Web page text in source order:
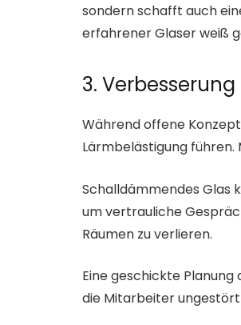
sondern schafft auch
erfahrener Glaser weiß
3.
Während offene
Lärmbelästigung führen.
Schalldämmendes Glas
um vertrauliche
Räumen zu verlieren.
Eine geschickte
die Mitarbeiter